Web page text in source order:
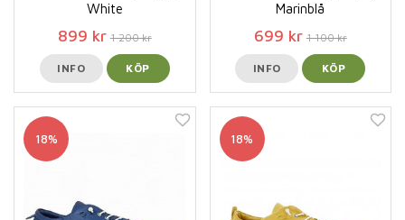
White
899 kr 1 200 kr
INFO KÖP
Marinblå
699 kr 1 100 kr
INFO KÖP
18% 18%